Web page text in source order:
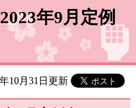
年9月定例
10月31日更新